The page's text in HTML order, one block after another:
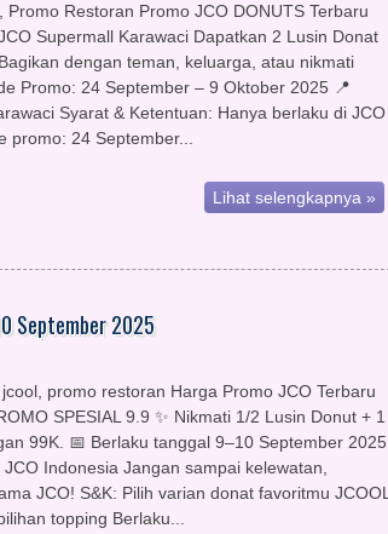
Restoran Promo JCO DONUTS Terbaru
Supermall Karawaci Dapatkan 2 Lusin Donat
dengan teman, keluarga, atau nikmati
Promo: 24 September – 9 Oktober 2025 📍
Syarat & Ketentuan: Hanya berlaku di JCO
promo: 24 September...
Lihat selengkapnya »
September 2025
promo restoran Harga Promo JCO Terbaru
SPESIAL 9.9 ✨ Nikmati 1/2 Lusin Donut + 1
99K. 📅 Berlaku tanggal 9–10 September 2025
Indonesia Jangan sampai kelewatan,
JCO! S&K: Pilih varian donat favoritmu JCOOL
topping Berlaku...